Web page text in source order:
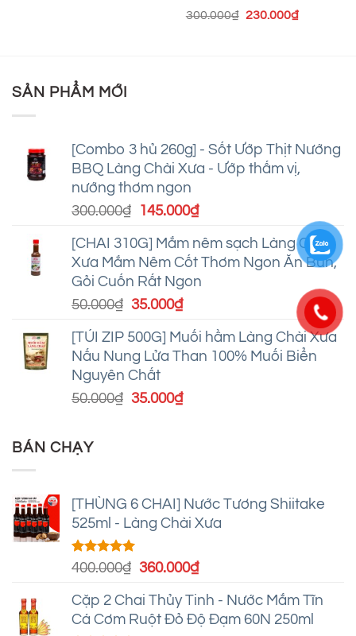
Được xếp
300.000₫ Giá
230.000₫Giá
SẢN PHẨM MỚI
[Combo 3 hủ 260g] - Sốt Ướp Thịt Nướng
BBQ Làng Chài Xưa - Ướp thấm vị,
nướng thơm ngon
300.000₫ Giá
là:
300.000₫.
145.000₫Giá
tại
là:
145.000₫.
[CHAI 310G] Mắm nêm sạch Làng Chài
Xưa Mắm Nêm Cốt Thơm Ngon Ăn Bún,
Gỏi Cuốn Rất Ngon
50.000₫ Giá
là:
50.000₫.
35.000₫Giá
tại
là:
[TÚI ZIP 500G] Muối hầm Làng Chài Xưa
Nấu Nung Lửa Than 100% Muối Biển
Nguyên Chất
50.000₫ Giá
35.000₫Giá
BÁN CHẠY
[THÙNG 6 CHAI] Nước Tương Shiitake
525ml - Làng Chài Xưa
Được xếp
5.00
400.000₫ Giá
là:
400.000₫.
360.000₫Giá
tại
là:
Cặp 2 Chai Thủy Tinh - Nước Mắm Tĩn
Cá Cơm Ruột Đỏ Độ Đạm 60N 250ml